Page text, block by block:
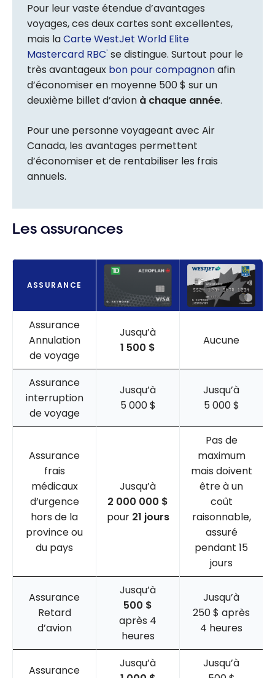
Pour leur vaste étendue d’avantages
voyages, ces deux cartes sont excellentes,
mais laCarte WestJet World Elite
Mastercard RBC® se distingue. Surtout pour le
très avantageux bon pour compagnonafin
d’économiser en moyenne 500 $ sur un
deuxième billet d’avion à chaque année.
Pour une personne voyageant avec Air
Canada, les avantages permettent
d’économiser et de rentabiliser les frais
annuels.
Les assurances
ASSURANCE
Assurance
Annulation
de voyage
Jusqu’à
1 500 $
Aucune
Assurance
interruption
de voyage
Jusqu’à
5 000 $
Jusqu’à
5 000 $
Assurance
frais
médicaux
d’urgence
hors de la
province ou
du pays
Jusqu’à
2 000 000 $
pour 21 jours
Pas de
maximum
mais doivent
être à un
coût
raisonnable,
assuré
pendant 15
jours
Assurance
Retard
d’avion
Jusqu’à
500 $
après 4
heures
Jusqu’à
250 $ après
4 heures
Assurance
Jusqu’à
Jusqu’à